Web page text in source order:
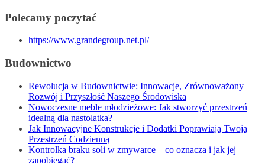
Polecamy poczytać
https://www.grandegroup.net.pl/
Budownictwo
Rewolucja w Budownictwie: Innowacje, Zrównoważony
Rozwój i Przyszłość Naszego Środowiska
Nowoczesne meble młodzieżowe: Jak stworzyć przestrzeń
idealną dla nastolatka?
Jak Innowacyjne Konstrukcje i Dodatki Poprawiają Twoją
Przestrzeń Codzienną
Kontrolka braku soli w zmywarce – co oznacza i jak jej
zapobiegać?